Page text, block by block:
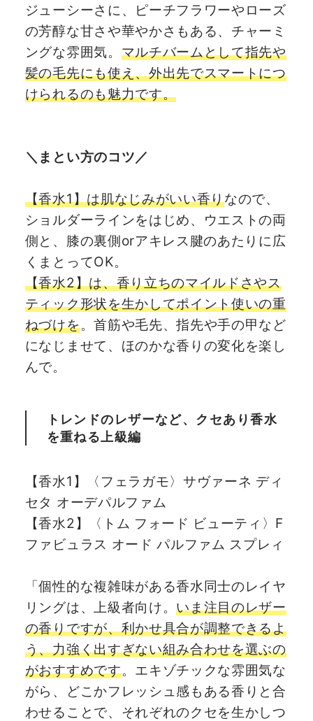
ジューシーさに、ピーチフラワーやローズ
の芳醇な甘さや華やかさもある、チャーミ
ングな雰囲気。 マルチバームとして指先や
髪の毛先にも使え、外出先でスマートにつ
けられるのも魅力です。
＼まとい方のコツ／
【香水1】は肌なじみがいい香りなので、
ショルダーラインをはじめ、ウエストの両
側と、膝の裏側orアキレス腱のあたりに広
くまとってOK。
【香水2】は、香り立ちのマイルドさやス
ティック形状を生かしてポイント使いの重
ねづけを。首筋や毛先、指先や手の甲など
になじませて、ほのかな香りの変化を楽し
んで。
トレンドのレザーなど、クセあり香水
を重ねる上級編
【香水1】〈フェラガモ〉サヴァーネ ディ
セタ オーデパルファム
【香水2】〈トム フォード ビューティ〉F
ファビュラス オード パルファム スプレィ
「個性的な複雑味がある香水同士のレイヤ
リングは、上級者向け。いま注目のレザー
の香りですが、利かせ具合が調整できるよ
う、力強く出すぎない組み合わせを選ぶの
がおすすめです。エキゾチックな雰囲気な
がら、どこかフレッシュ感もある香りと合
わせることで、それぞれのクセを生かしつ